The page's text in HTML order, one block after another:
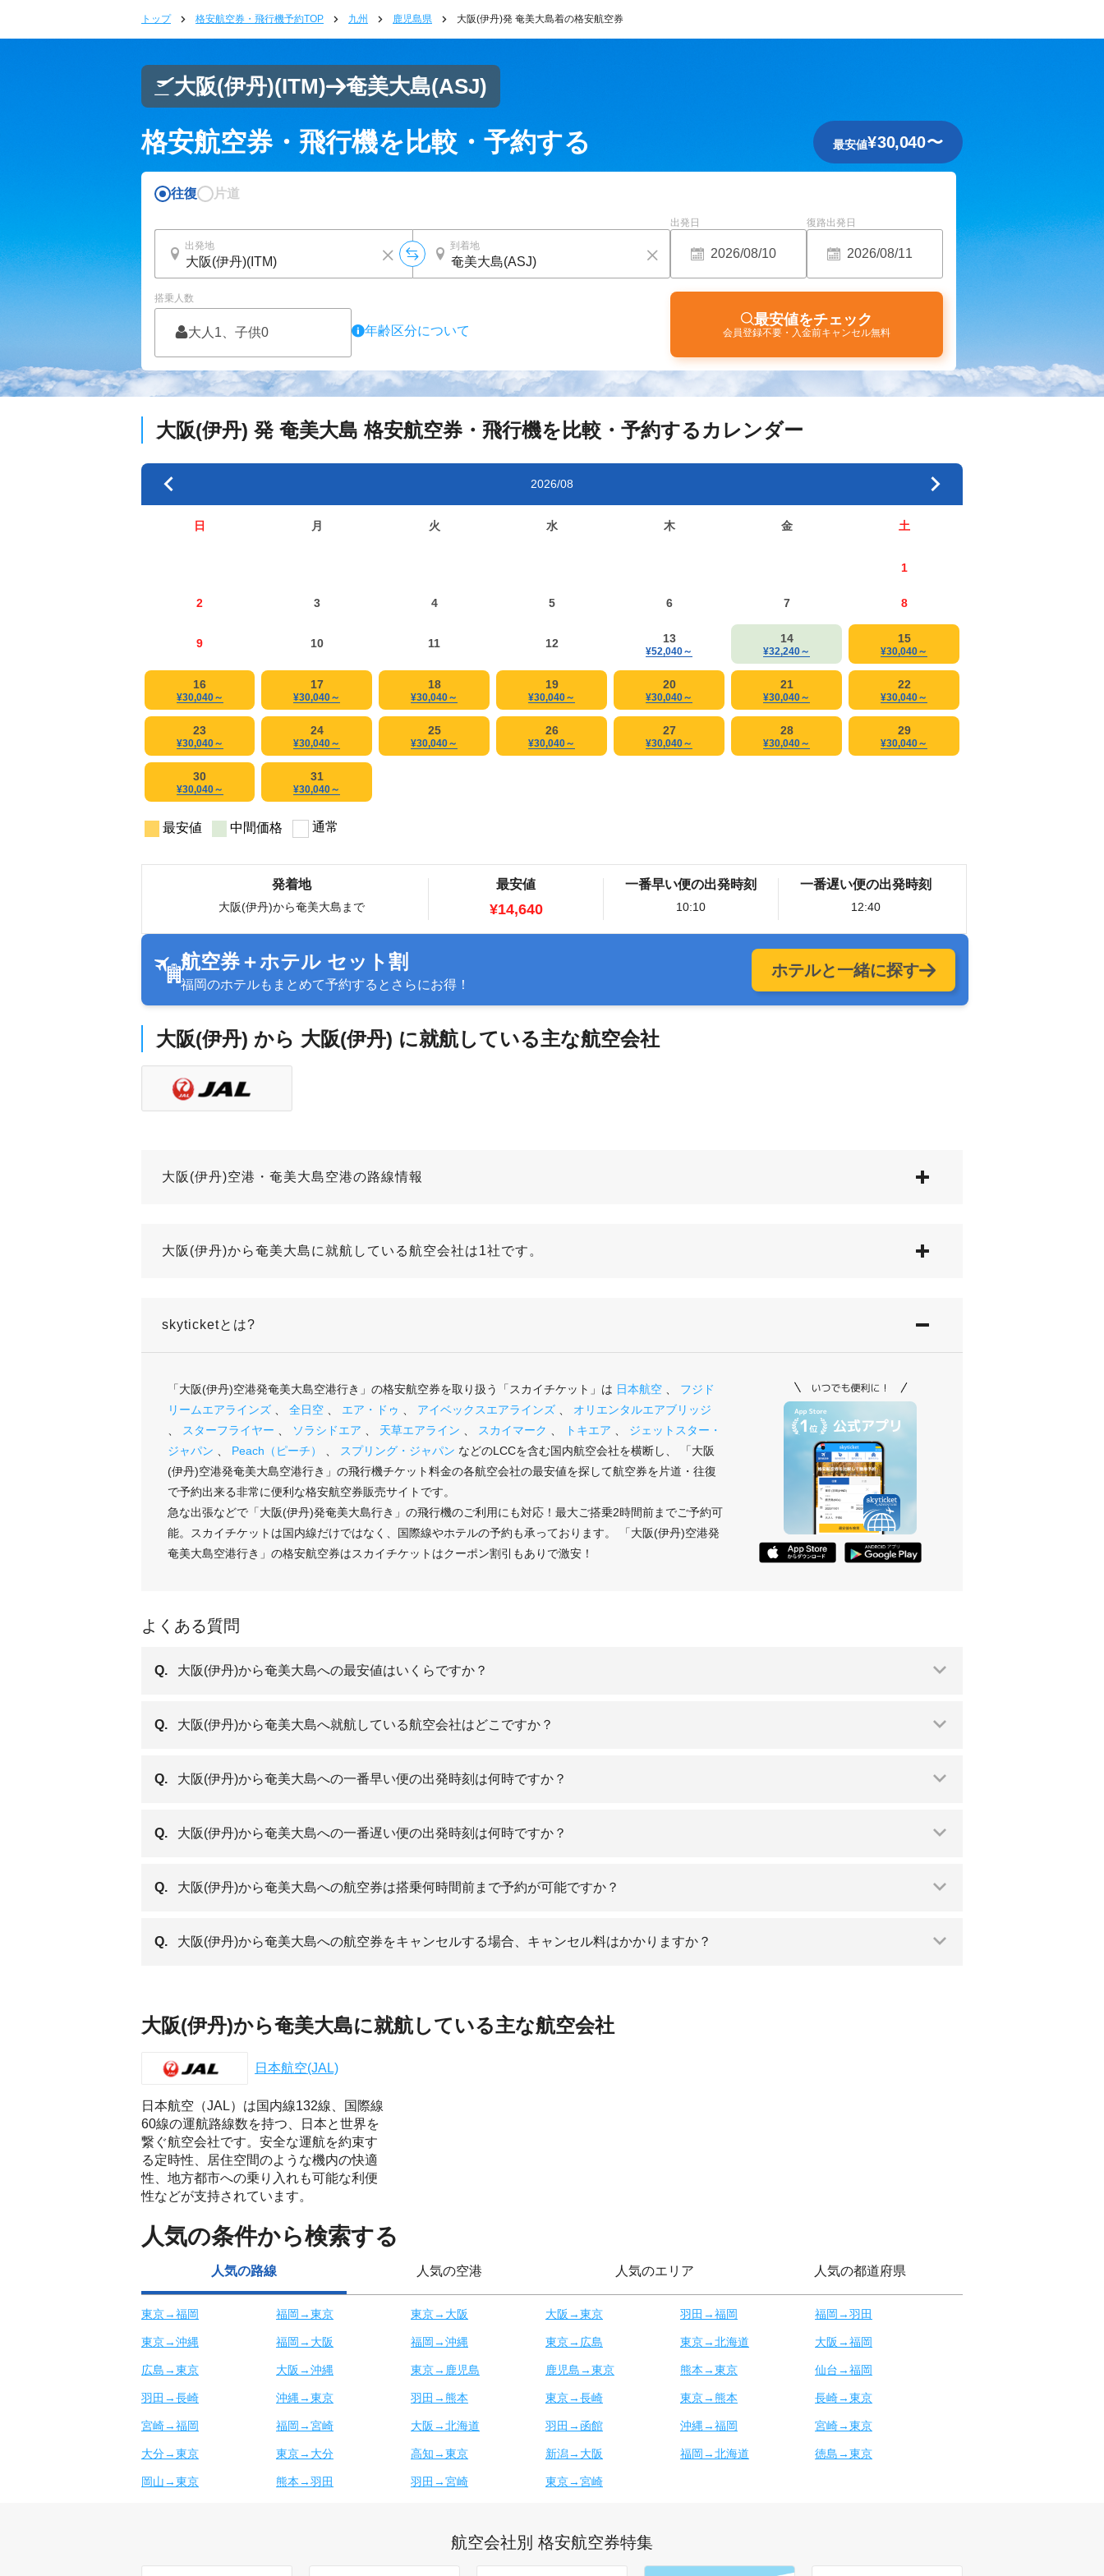
トップ 格安航空券・飛行機予約TOP 九州 鹿児島県 大阪(伊丹)発 奄美大島着の格安航空券
大阪(伊丹)(ITM) 奄美大島(ASJ)
格安航空券・飛行機を比較・予約する 最安値¥30,040〜
往復 片道
出発地 到着地
出発日 復路出発日
搭乗人数
大人1、子供0 年齢区分について
最安値をチェック
会員登録不要・入金前キャンセル無料
大阪(伊丹) 発 奄美大島格安航空券・飛行機を比較・予約するカレンダー
2026/08
日 月 火 水 木 金 土
1
2 3 4 5 6 7 8
9 10 11 12 13
¥52,040～
14
¥32,240～
15
¥30,040～
16
¥30,040～
17
¥30,040～
18
¥30,040～
19
¥30,040～
20
¥30,040～
21
¥30,040～
22
¥30,040～
23
¥30,040～
24
¥30,040～
25
¥30,040～
26
¥30,040～
27
¥30,040～
28
¥30,040～
29
¥30,040～
30
¥30,040～
31
¥30,040～
最安値 中間価格 通常
発着地
大阪(伊丹)から奄美大島まで
最安値
¥14,640
一番早い便の出発時刻
10:10
一番遅い便の出発時刻
12:40
航空券＋ホテル セット割
福岡のホテルもまとめて予約するとさらにお得！
ホテルと一緒に探す
大阪(伊丹) から 大阪(伊丹) に就航している主な航空会社
大阪(伊丹)空港・奄美大島空港の路線情報
大阪(伊丹)から奄美大島に就航している航空会社は1社です。
skyticketとは?
「大阪(伊丹)空港発奄美大島空港行き」の格安航空券を取り扱う「スカイチケット」は 日本航空
フジド
リームエアラインズ
全日空 エア・ドゥ アイベックスエアラインズ
オリエンタルエアブリッジ
スターフライヤー ソラシドエア 天草エアライン スカイマーク トキエア
ジェットスター・
ジャパン
Peach（ピーチ） スプリング・ジャパン などのLCCを含む国内航空会社を横断し、 「大阪
(伊丹)空港発奄美大島空港行き」の飛行機チケット料金の各航空会社の最安値を探して航空券を片道・往復
で予約出来る非常に便利な格安航空券販売サイトです。
急な出張などで「大阪(伊丹)発奄美大島行き」の飛行機のご利用にも対応！最大ご搭乗2時間前までご予約可
能。スカイチケットは国内線だけではなく、国際線やホテルの予約も承っております。 「大阪(伊丹)空港発
奄美大島空港行き」の格安航空券はスカイチケットはクーポン割引もありで激安！
よくある質問
Q. 大阪(伊丹)から奄美大島への最安値はいくらですか？
Q. 大阪(伊丹)から奄美大島へ就航している航空会社はどこですか？
Q. 大阪(伊丹)から奄美大島への一番早い便の出発時刻は何時ですか？
Q. 大阪(伊丹)から奄美大島への一番遅い便の出発時刻は何時ですか？
Q. 大阪(伊丹)から奄美大島への航空券は搭乗何時間前まで予約が可能ですか？
Q. 大阪(伊丹)から奄美大島への航空券をキャンセルする場合、キャンセル料はかかりますか？
大阪(伊丹)から奄美大島に就航している主な航空会社
日本航空(JAL)
日本航空（JAL）は国内線132線、国際線
60線の運航路線数を持つ、日本と世界を
繋ぐ航空会社です。安全な運航を約束す
る定時性、居住空間のような機内の快適
性、地方都市への乗り入れも可能な利便
性などが支持されています。
人気の条件から検索する
人気の路線 人気の空港 人気のエリア 人気の都道府県
東京→福岡 福岡→東京 東京→大阪 大阪→東京 羽田→福岡 福岡→羽田
東京→沖縄 福岡→大阪 福岡→沖縄 東京→広島 東京→北海道 大阪→福岡
広島→東京 大阪→沖縄 東京→鹿児島 鹿児島→東京 熊本→東京 仙台→福岡
羽田→長崎 沖縄→東京 羽田→熊本 東京→長崎 東京→熊本 長崎→東京
宮崎→福岡 福岡→宮崎 大阪→北海道 羽田→函館 沖縄→福岡 宮崎→東京
大分→東京 東京→大分 高知→東京 新潟→大阪 福岡→北海道 徳島→東京
岡山→東京 熊本→羽田 羽田→宮崎 東京→宮崎
航空会社別 格安航空券特集